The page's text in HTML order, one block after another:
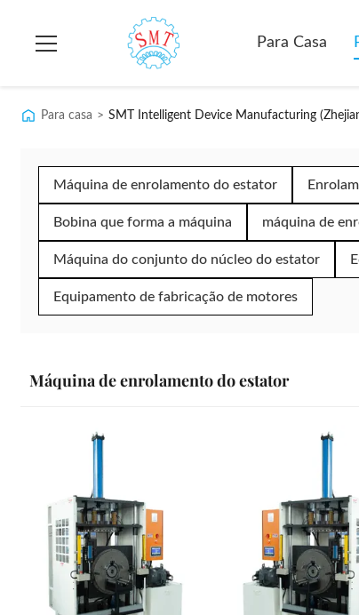
Para Casa
Para casa > SMT Intelligent Device Manufacturing
Máquina de enrolamento do estator
Bobina que forma a máquina máquina de
Máquina do conjunto do núcleo do estator
Equipamento de fabricação de motores
Máquina de enrolamento do estator